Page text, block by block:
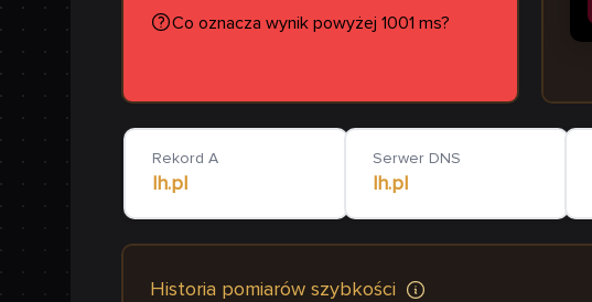
Co oznacza wynik powyżej 1001 ms?
Rekord A
lh.pl
Serwer DNS
lh.pl
Historia pomiarów szybkości